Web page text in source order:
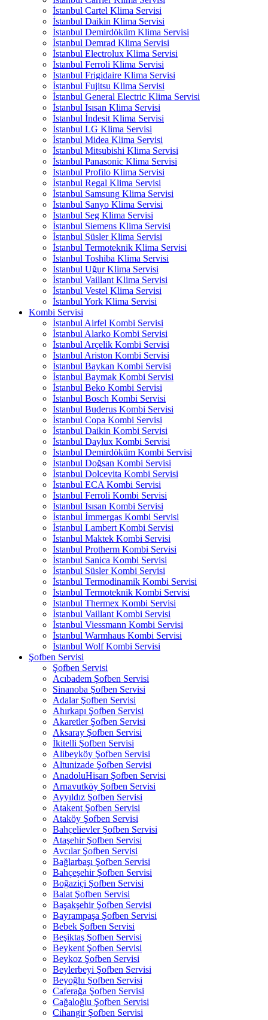
İstanbul Cartel Klima Servisi
İstanbul Daikin Klima Servisi
İstanbul Demirdöküm Klima Servisi
İstanbul Demrad Klima Servisi
İstanbul Electrolux Klima Servisi
İstanbul Ferroli Klima Servisi
İstanbul Frigidaire Klima Servisi
İstanbul Fujitsu Klima Servisi
İstanbul General Electric Klima Servisi
İstanbul Isısan Klima Servisi
İstanbul İndesit Klima Servisi
İstanbul LG Klima Servisi
İstanbul Midea Klima Servisi
İstanbul Mitsubishi Klima Servisi
İstanbul Panasonic Klima Servisi
İstanbul Profilo Klima Servisi
İstanbul Regal Klima Servisi
İstanbul Samsung Klima Servisi
İstanbul Sanyo Klima Servisi
İstanbul Seg Klima Servisi
İstanbul Siemens Klima Servisi
İstanbul Süsler Klima Servisi
İstanbul Termoteknik Klima Servisi
İstanbul Toshiba Klima Servisi
İstanbul Uğur Klima Servisi
İstanbul Vaillant Klima Servisi
İstanbul Vestel Klima Servisi
İstanbul York Klima Servisi
Kombi Servisi
İstanbul Airfel Kombi Servisi
İstanbul Alarko Kombi Servisi
İstanbul Arçelik Kombi Servisi
İstanbul Ariston Kombi Servisi
İstanbul Baykan Kombi Servisi
İstanbul Baymak Kombi Servisi
İstanbul Beko Kombi Servisi
İstanbul Bosch Kombi Servisi
İstanbul Buderus Kombi Servisi
İstanbul Copa Kombi Servisi
İstanbul Daikin Kombi Servisi
İstanbul Daylux Kombi Servisi
İstanbul Demirdöküm Kombi Servisi
İstanbul Doğsan Kombi Servisi
İstanbul Dolcevita Kombi Servisi
İstanbul ECA Kombi Servisi
İstanbul Ferroli Kombi Servisi
İstanbul Isısan Kombi Servisi
İstanbul İmmergas Kombi Servisi
İstanbul Lambert Kombi Servisi
İstanbul Maktek Kombi Servisi
İstanbul Protherm Kombi Servisi
İstanbul Sanica Kombi Servisi
İstanbul Süsler Kombi Servisi
İstanbul Termodinamik Kombi Servisi
İstanbul Termoteknik Kombi Servisi
İstanbul Thermex Kombi Servisi
İstanbul Vaillant Kombi Servisi
İstanbul Viessmann Kombi Servisi
İstanbul Warmhaus Kombi Servisi
İstanbul Wolf Kombi Servisi
Şofben Servisi
Şofben Servisi
Acıbadem Şofben Servisi
Sinanoba Şofben Servisi
Adalar Şofben Servisi
Ahırkapı Şofben Servisi
Akaretler Şofben Servisi
Aksaray Şofben Servisi
İkitelli Şofben Servisi
Alibeyköy Şofben Servisi
Altunizade Şofben Servisi
AnadoluHisarı Şofben Servisi
Arnavutköy Şofben Servisi
Ayyıldız Şofben Servisi
Atakent Şofben Servisi
Ataköy Şofben Servisi
Bahçelievler Şofben Servisi
Ataşehir Şofben Servisi
Avcılar Şofben Servisi
Bağlarbaşı Şofben Servisi
Bahçeşehir Şofben Servisi
Boğaziçi Şofben Servisi
Balat Şofben Servisi
Başakşehir Şofben Servisi
Bayrampaşa Şofben Servisi
Bebek Şofben Servisi
Beşiktaş Şofben Servisi
Beykent Şofben Servisi
Beykoz Şofben Servisi
Beylerbeyi Şofben Servisi
Beyoğlu Şofben Servisi
Caferağa Şofben Servisi
Cağaloğlu Şofben Servisi
Cihangir Şofben Servisi